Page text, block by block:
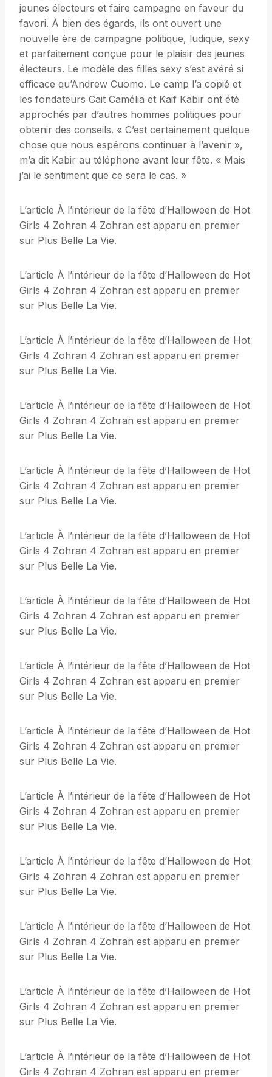
jeunes électeurs et faire campagne en faveur du
favori. À bien des égards, ils ont ouvert une
nouvelle ère de campagne politique, ludique, sexy
et parfaitement conçue pour le plaisir des jeunes
électeurs. Le modèle des filles sexy s’est avéré si
efficace qu’Andrew Cuomo. Le camp l’a copié et
les fondateurs Cait Camélia et Kaif Kabir ont été
approchés par d’autres hommes politiques pour
obtenir des conseils. « C’est certainement quelque
chose que nous espérons continuer à l’avenir »,
m’a dit Kabir au téléphone avant leur fête. « Mais
j’ai le sentiment que ce sera le cas. »
L’article À l’intérieur de la fête d’Halloween de Hot
Girls 4 Zohran 4 Zohran est apparu en premier
sur Plus Belle La Vie.
L’article À l’intérieur de la fête d’Halloween de Hot
Girls 4 Zohran 4 Zohran est apparu en premier
sur Plus Belle La Vie.
L’article À l’intérieur de la fête d’Halloween de Hot
Girls 4 Zohran 4 Zohran est apparu en premier
sur Plus Belle La Vie.
L’article À l’intérieur de la fête d’Halloween de Hot
Girls 4 Zohran 4 Zohran est apparu en premier
sur Plus Belle La Vie.
L’article À l’intérieur de la fête d’Halloween de Hot
Girls 4 Zohran 4 Zohran est apparu en premier
sur Plus Belle La Vie.
L’article À l’intérieur de la fête d’Halloween de Hot
Girls 4 Zohran 4 Zohran est apparu en premier
sur Plus Belle La Vie.
L’article À l’intérieur de la fête d’Halloween de Hot
Girls 4 Zohran 4 Zohran est apparu en premier
sur Plus Belle La Vie.
L’article À l’intérieur de la fête d’Halloween de Hot
Girls 4 Zohran 4 Zohran est apparu en premier
sur Plus Belle La Vie.
L’article À l’intérieur de la fête d’Halloween de Hot
Girls 4 Zohran 4 Zohran est apparu en premier
sur Plus Belle La Vie.
L’article À l’intérieur de la fête d’Halloween de Hot
Girls 4 Zohran 4 Zohran est apparu en premier
sur Plus Belle La Vie.
L’article À l’intérieur de la fête d’Halloween de Hot
Girls 4 Zohran 4 Zohran est apparu en premier
sur Plus Belle La Vie.
L’article À l’intérieur de la fête d’Halloween de Hot
Girls 4 Zohran 4 Zohran est apparu en premier
sur Plus Belle La Vie.
L’article À l’intérieur de la fête d’Halloween de Hot
Girls 4 Zohran 4 Zohran est apparu en premier
sur Plus Belle La Vie.
L’article À l’intérieur de la fête d’Halloween de Hot
Girls 4 Zohran 4 Zohran est apparu en premier